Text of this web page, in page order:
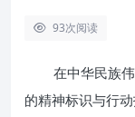
93次阅读
在中华民族
的精神标识与行